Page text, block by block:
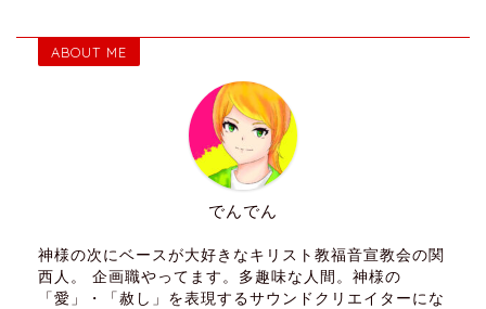
ABOUT ME
でんでん
神様の次にベースが大好きなキリスト教福音宣教会の関
西人。 企画職やってます。多趣味な人間。神様の
「愛」・「赦し」を表現するサウンドクリエイターにな